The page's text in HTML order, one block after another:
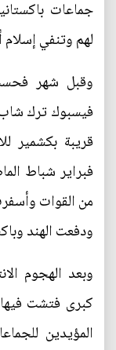
جماعات
لهم وتنفي إسلام
وقبل شهر
فيسبوك ترك
قريبة بكشمير
فبراير شباط
ودفعت الهند
وبعد الهجوم
كبرى فتشت
المؤيدين